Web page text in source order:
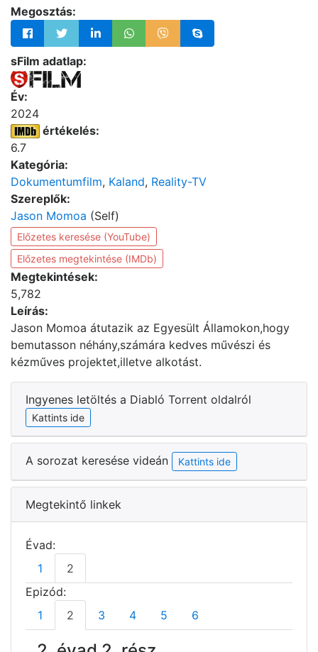
Megosztás:
sFilm adatlap:
Év:
2024
értékelés:
6.7
Kategória:
Dokumentumfilm, Kaland, Reality-TV
Szereplők:
Jason Momoa (Self)
Előzetes keresése (YouTube)
Előzetes megtekintése (IMDb)
Megtekintések:
5,782
Leírás:
Jason Momoa átutazik az Egyesült Államokon,hogy
bemutasson néhány,számára kedves művészi és
kézműves projektet,illetve alkotást.
Ingyenes letöltés a Diabló Torrent oldalról
Kattints ide
A sorozat keresése videán Kattints ide
Megtekintő linkek
Évad:
1
2
Epizód:
1
2 3 4 5 6